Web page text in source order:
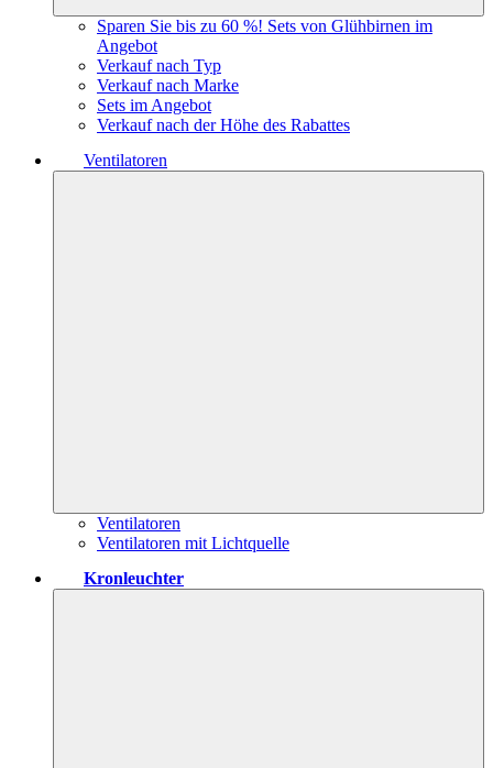
Sparen Sie bis zu 60 %! Sets von Glühbirnen im
Angebot
Verkauf nach Typ
Verkauf nach Marke
Sets im Angebot
Verkauf nach der Höhe des Rabattes
Ventilatoren
Ventilatoren
Ventilatoren mit Lichtquelle
Kronleuchter